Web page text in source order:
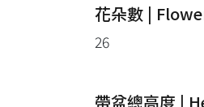
花朵數 |
26
帶盆總高度 |